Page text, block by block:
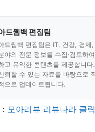
드웹백 편집팀
드웹백 편집팀은 IT, 건강, 경제
야의 전문 정보를 수집·검토하
고 유익한 콘텐츠를 제공합니
뢰할 수 있는 자료를 바탕으로
으로 업데이트됩니다.
: 모아리뷰 리뷰나라 클